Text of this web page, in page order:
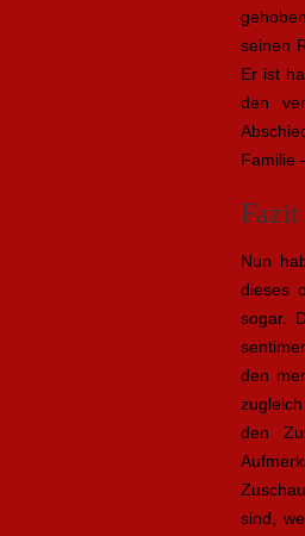
seinen
Er ist
den
Familie
Nun
dieses
sogar.
den
den
sind,